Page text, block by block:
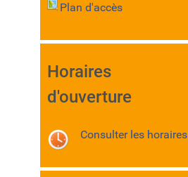
Plan d'accès
Horaires
d'ouverture
Consulter les horaires